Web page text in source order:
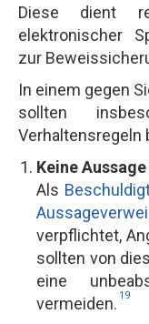
Diese dient
elektronischer
zur
In einem gegen
sollten
Verhaltensregeln
Keine
Als
verpflichtet,
sollten von
eine
vermeiden. 19